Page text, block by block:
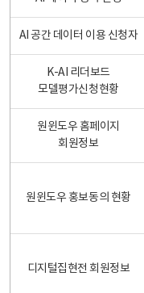
AI 공간 데이터 이용 신청자
K-AI 리더보드
모델평가신청현황
원윈도우 홈페이지
회원정보
원윈도우 홍보동의 현황
디지털집현전 회원정보